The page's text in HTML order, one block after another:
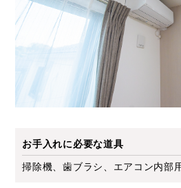
お手入れに必要な道具
掃除機、歯ブラシ、エアコン内部